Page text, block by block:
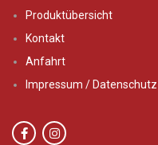
Produktübersicht
Kontakt
Anfahrt
Impressum / Datenschutz